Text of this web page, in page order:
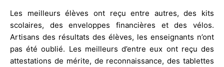
Les meilleurs élèves ont reçu entre autres, des kits
scolaires, des enveloppes financières et des vélos.
Artisans des résultats des élèves, les enseignants n’ont
pas été oublié. Les meilleurs d’entre eux ont reçu des
attestations de mérite, de reconnaissance, des tablettes